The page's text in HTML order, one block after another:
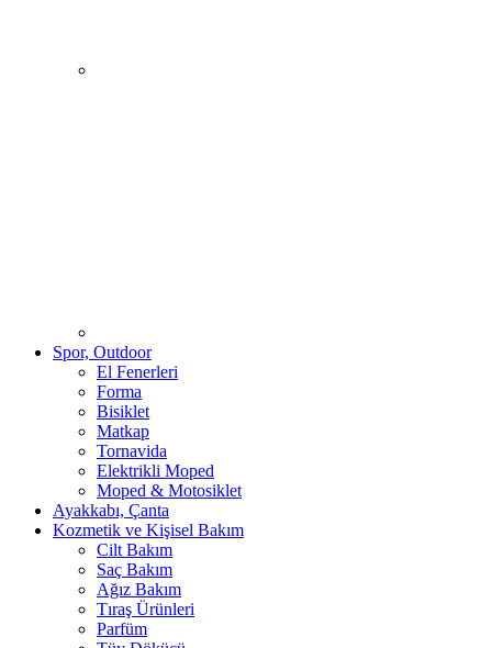
Spor, Outdoor
El Fenerleri
Forma
Bisiklet
Matkap
Tornavida
Elektrikli Moped
Moped & Motosiklet
Ayakkabı, Çanta
Kozmetik ve Kişisel Bakım
Cilt Bakım
Saç Bakım
Ağız Bakım
Tıraş Ürünleri
Parfüm